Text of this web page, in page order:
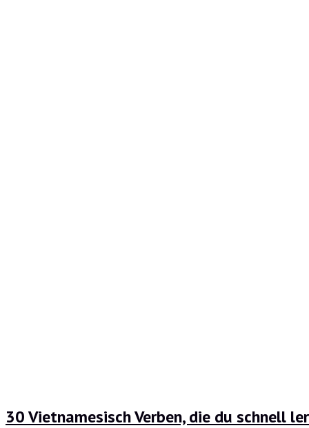
30 Vietnamesisch Verben, die du schnell